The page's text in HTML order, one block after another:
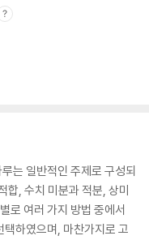
는 일반적인 주제로 구성되
합, 수치 미분과 적분, 상미
로 여러 가지 방법 중에서
하였으며, 마찬가지로 고